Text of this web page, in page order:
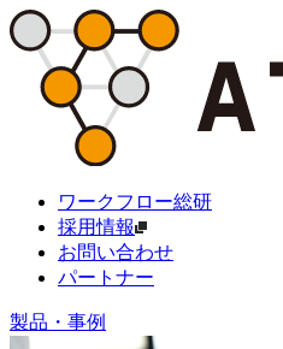
ワークフロー総研
採用情報
お問い合わせ
パートナー
製品・事例